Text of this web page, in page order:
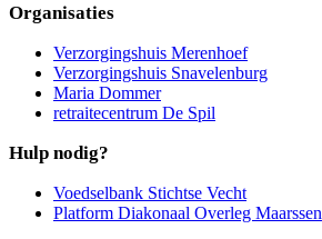
Organisaties
Verzorgingshuis Merenhoef
Verzorgingshuis Snavelenburg
Maria Dommer
retraitecentrum De Spil
Hulp nodig?
Voedselbank Stichtse Vecht
Platform Diakonaal Overleg Maarssen